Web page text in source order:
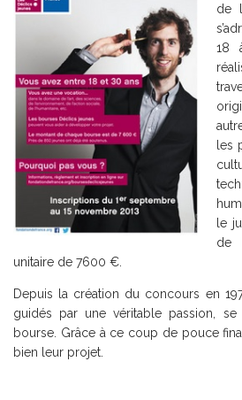
de
18
les
le
de
unitaire de 7600 €.
Depuis la création du concours en
guidés par une véritable passion,
bourse. Grâce à ce coup de pouce
bien leur projet.